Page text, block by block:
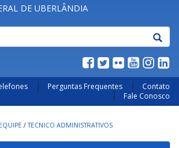
DE UBERLÂNDIA
Perguntas Frequentes
Contato
Fale Conosco
EQUIPE / TECNICO ADMINISTRATIVOS